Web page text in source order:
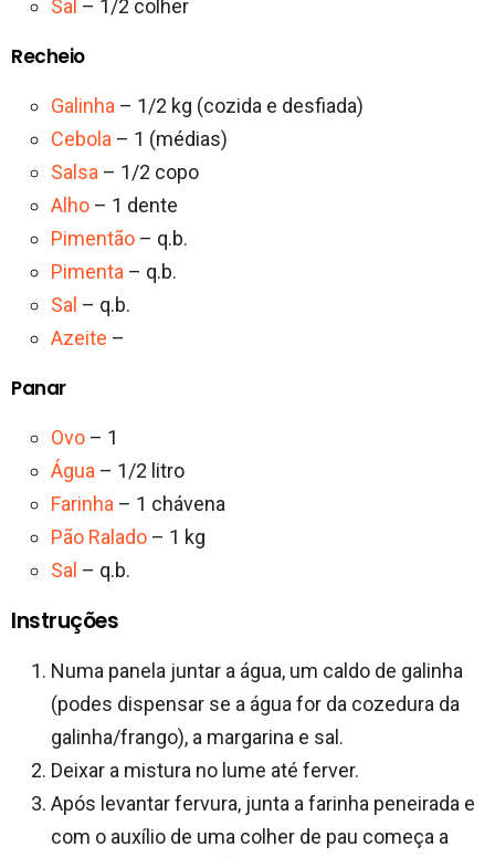
Sal – 1/2 colher
Recheio
Galinha – 1/2 kg (cozida e desfiada)
Cebola – 1 (médias)
Salsa – 1/2 copo
Alho – 1 dente
Pimentão – q.b.
Pimenta – q.b.
Sal – q.b.
Azeite –
Panar
Ovo – 1
Água – 1/2 litro
Farinha – 1 chávena
Pão Ralado – 1 kg
Sal – q.b.
Instruções
Numa panela juntar a água, um caldo de galinha
(podes dispensar se a água for da cozedura da
galinha/frango), a margarina e sal.
Deixar a mistura no lume até ferver.
Após levantar fervura, junta a farinha peneirada e
com o auxílio de uma colher de pau começa a